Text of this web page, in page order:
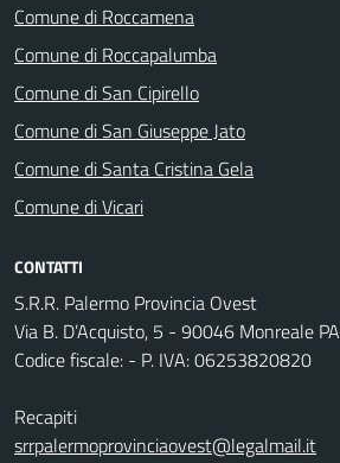
Comune di Roccamena
Comune di Roccapalumba
Comune di San Cipirello
Comune di San Giuseppe Jato
Comune di Santa Cristina Gela
Comune di Vicari
CONTATTI
S.R.R. Palermo Provincia Ovest
Via B. D’Acquisto, 5 - 90046 Monreale PA
Codice fiscale: - P. IVA: 06253820820
Recapiti
srrpalermoprovinciaovest@legalmail.it